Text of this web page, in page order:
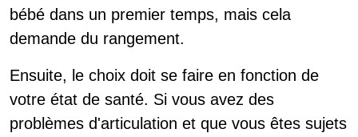
bébé dans un premier temps, mais cela
demande du rangement.
Ensuite, le choix doit se faire en fonction de
votre état de santé. Si vous avez des
problèmes d'articulation et que vous êtes sujets